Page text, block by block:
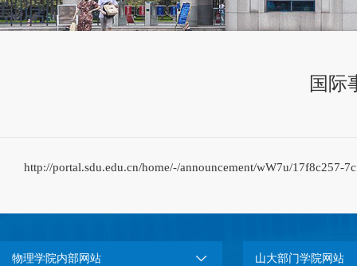
国际
http://portal.sdu.edu.cn/home/-/announcement/wW7u/17f8c257-
物理学院内部网站 山大部门学院网站